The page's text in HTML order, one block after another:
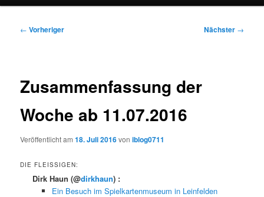
Beitragsnavigation
← Vorheriger Nächster →
Zusammenfassung der
Woche ab 11.07.2016
Veröffentlicht am18. Juli 2016voniblog0711
DIE FLEISSIGEN:
Dirk Haun(@dirkhaun) :
Ein Besuch im Spielkartenmuseum in Leinfelden